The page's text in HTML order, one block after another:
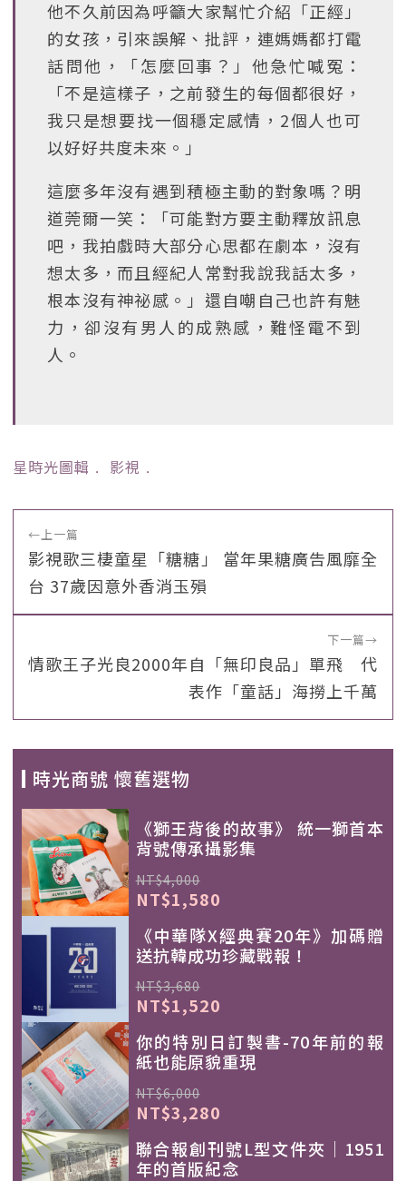
他不久前因為呼籲大家幫忙介紹「正經」
的女孩，引來誤解、批評，連媽媽都打電
話問他，「怎麼回事？」他急忙喊冤：
「不是這樣子，之前發生的每個都很好，
我只是想要找一個穩定感情，2個人也可
以好好共度未來。」
這麼多年沒有遇到積極主動的對象嗎？明
道莞爾一笑：「可能對方要主動釋放訊息
吧，我拍戲時大部分心思都在劇本，沒有
想太多，而且經紀人常對我說我話太多，
根本沒有神祕感。」還自嘲自己也許有魅
力，卻沒有男人的成熟感，難怪電不到
人。
星時光圖輯 ﹒ 影視 ﹒
←上一篇
影視歌三棲童星「糖糖」 當年果糖廣告風靡全
台 37歲因意外香消玉殞
下一篇→
情歌王子光良2000年自「無印良品」單飛 代
表作「童話」海撈上千萬
時光商號 懷舊選物
《獅王背後的故事》 統一獅首本
背號傳承攝影集
NT$4,000
NT$1,580
《中華隊X經典賽20年》加碼贈
送抗韓成功珍藏戰報！
NT$3,680
NT$1,520
你的特別日訂製書-70年前的報
紙也能原貌重現
NT$6,000
NT$3,280
聯合報創刊號L型文件夾｜1951
年的首版紀念